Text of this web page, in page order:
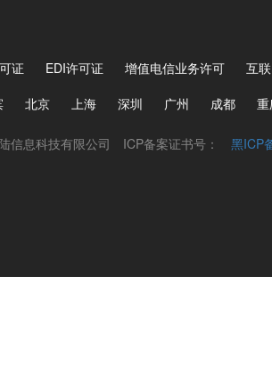
证 EDI许可证 增值电信业务许可 互
北京 上海 深圳 广州 成都
信息科技有限公司 ICP备案证书号： 黑ICP